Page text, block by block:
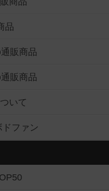
品
販商品
販商品
いて
ファン